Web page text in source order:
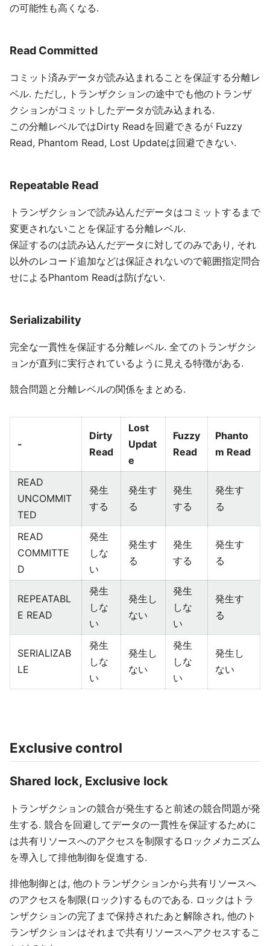
の可能性も高くなる.
Read Committed
コミット済みデータが読み込まれることを保証する分離レ
ベル. ただし, トランザクションの途中でも他のトランザ
クションがコミットしたデータが読み込まれる.
この分離レベルではDirty Readを回避できるが Fuzzy
Read, Phantom Read, Lost Updateは回避できない.
Repeatable Read
トランザクションで読み込んだデータはコミットするまで
変更されないことを保証する分離レベル.
保証するのは読み込んだデータに対してのみであり, それ
以外のレコード追加などは保証されないので範囲指定問合
せによるPhantom Readは防げない.
Serializability
完全な一貫性を保証する分離レベル. 全てのトランザクシ
ョンが直列に実行されているように見える特徴がある.
競合問題と分離レベルの関係をまとめる.
-
Dirty
Read
Lost
Updat
e
Fuzzy
Read
Phanto
m Read
READ
UNCOMMIT
TED
発生
する
発生す
る
発生
する
発生す
る
READ
COMMITTE
D
発生
しな
い
発生す
る
発生
する
発生す
る
REPEATABL
E READ
発生
しな
い
発生し
ない
発生
しな
い
発生す
る
SERIALIZAB
LE
発生
しな
い
発生し
ない
発生
しな
い
発生し
ない
Exclusive control
Shared lock, Exclusive lock
トランザクションの競合が発生すると前述の競合問題が発
生する. 競合を回避してデータの一貫性を保証するために
は共有リソースへのアクセスを制限するロックメカニズム
を導入して排他制御を促進する.
排他制御とは, 他のトランザクションから共有リソースへ
のアクセスを制限(ロック)するものである. ロックはトラ
ンザクションの完了まで保持されたあと解除され, 他のト
ランザクションはそれまで共有リソースへアクセスするこ